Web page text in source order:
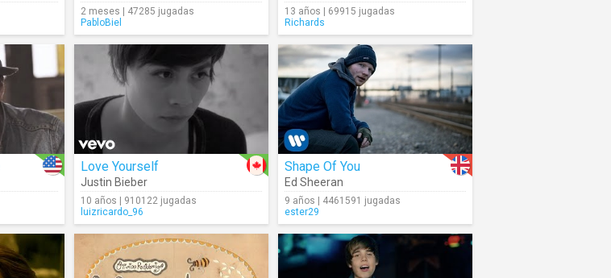
2 meses | 47285 jugadas
PabloBiel
13 años | 69915 jugadas
Richards
Love Yourself
Justin Bieber
10 años | 910122 jugadas
luizricardo_96
Shape Of You
Ed Sheeran
9 años | 4461591 jugadas
ester29